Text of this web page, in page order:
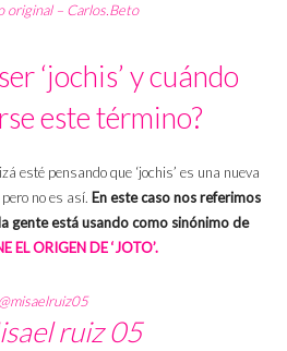
original – Carlos.Beto
‘jochis’ y cuándo
este término?
esté pensando que ‘jochis’ es una nueva
pero no es así. En este caso nos referimos
gente está usando como sinónimo de
EL ORIGEN DE ‘JOTO’.
@misaelruiz05
ruiz 05